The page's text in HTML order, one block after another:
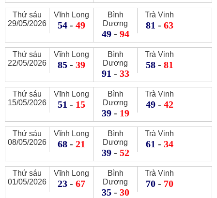
Thứ sáu
29/05/2026
Vĩnh Long
54- 49
Bình
Dương
49- 94
Trà Vinh
81 - 63
Thứ sáu
22/05/2026
Vĩnh Long
85- 39
Bình
Dương
91 - 33
Trà Vinh
58- 81
Thứ sáu
15/05/2026
Vĩnh Long
51 - 15
Bình
Dương
39- 19
Trà Vinh
49- 42
Thứ sáu
08/05/2026
Vĩnh Long
68- 21
Bình
Dương
39- 52
Trà Vinh
61 - 34
Thứ sáu
01/05/2026
Vĩnh Long
23- 67
Bình
Dương
35- 30
Trà Vinh
70- 70